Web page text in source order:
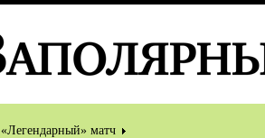
«Легендарный» матч